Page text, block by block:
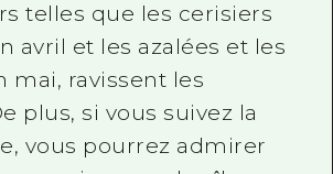
telles que les cerisiers
avril et les azalées et les
mai, ravissent les
plus, si vous suivez la
vous pourrez admirer